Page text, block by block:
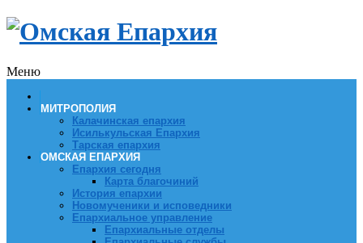
Меню
МИТРОПОЛИЯ
Калачинская епархия
Исилькульская Епархия
Тарская епархия
ОМСКАЯ ЕПАРХИЯ
Епархия сегодня
Карта благочиний
История епархии
Новомученики и исповедники
Епархиальное управление
Епархиальные отделы